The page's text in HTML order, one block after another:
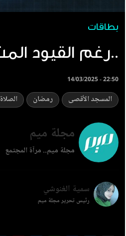
بطاقات
رغم القيود المشددة..
14/03/2025 - 22:50
المسجد الأقصى رمضان الصلاة
مجلة ميم
مجلة ميم.. مرآة المجتمع
سمية الغنوشي
رئيس تحرير مجلة ميم